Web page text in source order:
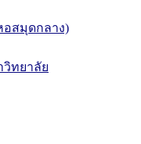
อสมุดกลาง)
ทยาลัย